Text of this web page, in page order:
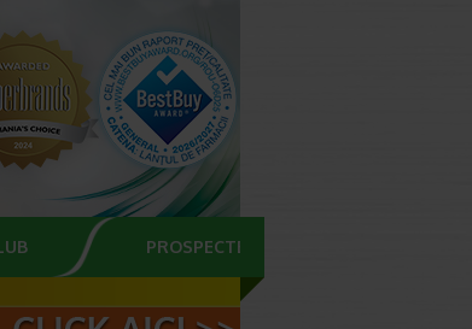
PROSPECTE